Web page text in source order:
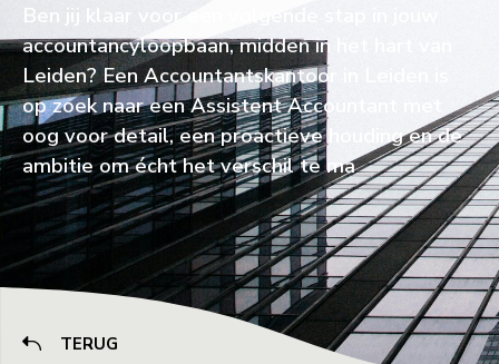
Ben jij klaar voor een volgende stap in jouw
accountancyloopbaan, midden in het hart van
Leiden? Een Accountantskantoor in Leiden is
op zoek naar een Assistent Accountant met
oog voor detail, een proactieve houding en de
ambitie om écht het verschil te ma
TERUG